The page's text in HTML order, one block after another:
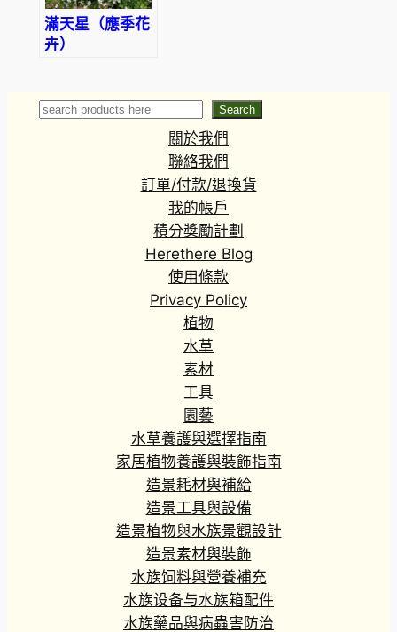
滿天星（應季花
卉）
Search Search
關於我們
聯絡我們
訂單/付款/退換貨
我的帳戶
積分獎勵計劃
Herethere Blog
使用條款
Privacy Policy
植物
水草
素材
工具
園藝
水草養護與選擇指南
家居植物養護與裝飾指南
造景耗材與補給
造景工具與設備
造景植物與水族景觀設計
造景素材與裝飾
水族饲料與營養補充
水族设备与水族箱配件
水族藥品與病蟲害防治